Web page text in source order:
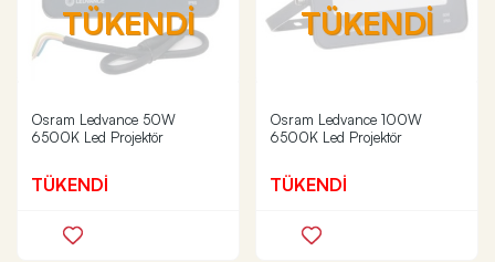
TÜKENDİ
Osram Ledvance 50W
6500K Led Projektör
TÜKENDİ
TÜKENDİ
Osram Ledvance 100W
6500K Led Projektör
TÜKENDİ